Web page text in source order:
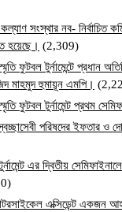
সংস্থার নব- নির্বাচিত
হয়েছে। (2,309)
ফুটবল টুর্নামেন্টে প্রধান
মাহমুদ হুমায়ূন এমপি।
ফুটবল টুর্নামেন্ট প্রথম
পরিষদের ইফতার ও
এর দ্বিতীয়
এক্সিডেন্ট একজন